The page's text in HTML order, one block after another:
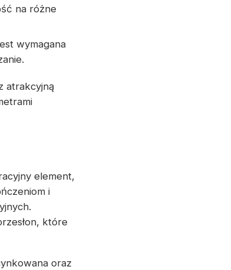
na różne
wymagana
atrakcyjną
element,
i
które
oraz